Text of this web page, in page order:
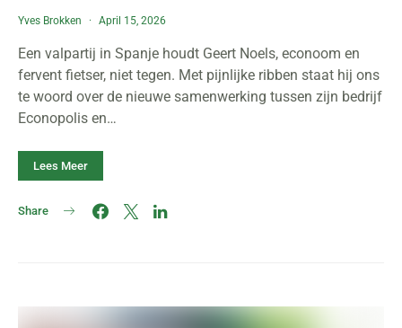
Yves Brokken April 15, 2026
Een valpartij in Spanje houdt Geert Noels, econoom en
fervent fietser, niet tegen. Met pijnlijke ribben staat hij ons
te woord over de nieuwe samenwerking tussen zijn bedrijf
Econopolis en…
Lees Meer
Share